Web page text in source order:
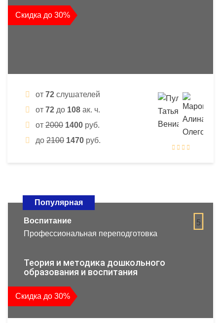
Скидка до 30%
от 72 слушателей
от 72 до 108 ак. ч.
от 2000 1400 руб.
до 2100 1470 руб.
Популярная
5
Воспитание
Профессиональная переподготовка
Теория и методика дошкольного
образования и воспитания
Скидка до 30%